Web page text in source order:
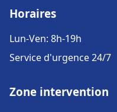
Horaires
Lun-Ven: 8h-19h
Service d'urgence 24/7
Zone intervention